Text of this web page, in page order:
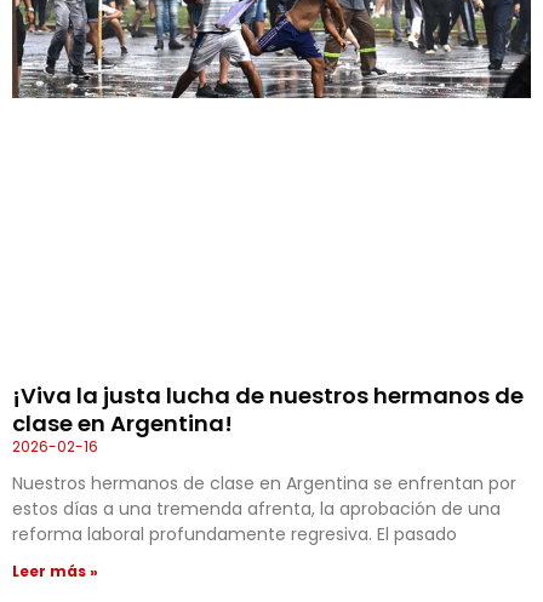
¡Viva la justa lucha de nuestros hermanos de
clase en Argentina!
2026-02-16
Nuestros hermanos de clase en Argentina se enfrentan por
estos días a una tremenda afrenta, la aprobación de una
reforma laboral profundamente regresiva. El pasado
Leer más »